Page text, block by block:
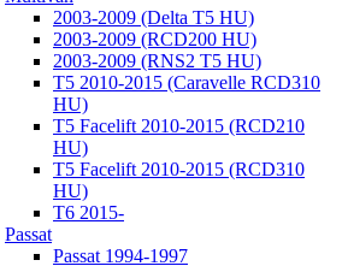
2003-2009 (Delta T5 HU)
2003-2009 (RCD200 HU)
2003-2009 (RNS2 T5 HU)
T5 2010-2015 (Caravelle RCD310
HU)
T5 Facelift 2010-2015 (RCD210
HU)
T5 Facelift 2010-2015 (RCD310
HU)
T6 2015-
Passat
Passat 1994-1997